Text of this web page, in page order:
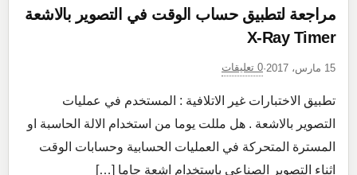
مراجعة لتطبيق حساب الوقت في التصوير بالاشعة
X-Ray Timer
15 مارس، 2017 ·0 تعليقات
تطبيق الاختبارات غير الاتلافية : المستخدم في عمليات
التصوير بالاشعة . هل مللت يوما من استخدام الالة الحاسبة او
المسترة المتحركة في العمليات الحسابية وحسابات الوقت
اثناء التصوير الصناعي باستخدام اشعة جاما […]